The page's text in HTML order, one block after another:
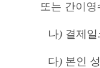
또는 간이
나) 결제일
다) 본인